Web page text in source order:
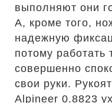
выполняют они
А, кроме того,
надежную
потому
совершенно
свои руки.
Alpineer 0.8823